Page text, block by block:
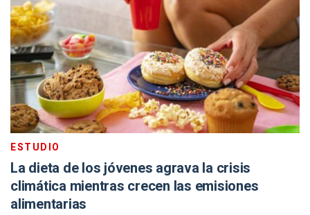
ESTUDIO
La dieta de los jóvenes agrava la crisis
climática mientras crecen las emisiones
alimentarias